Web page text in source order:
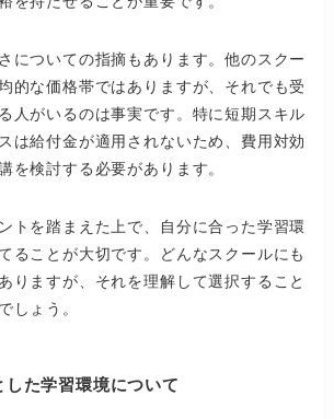
についての指摘もあります。他のスクー
的な価格帯ではありますが、それでも受
人がいるのは事実です。特に短期スキル
は給付金が適用されないため、費用対効
を検討する必要があります。
トを踏まえた上で、自分に合った学習環
ることが大切です。どんなスクールにも
りますが、それを理解して選択すること
しょう。
た学習環境について